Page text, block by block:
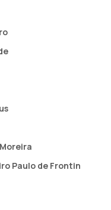
Moreira
Paulo de Frontin